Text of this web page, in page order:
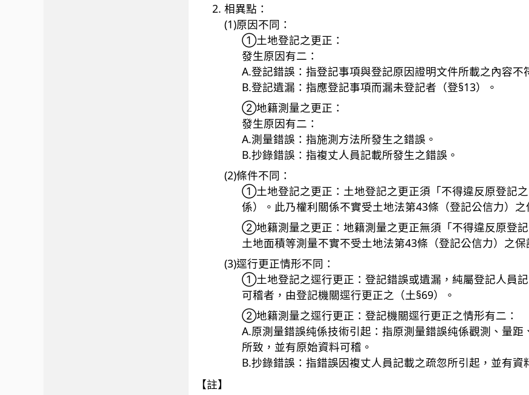
相異點：
(1)原因不同：
①土地登記之更正：
發生原因有二：
A.登記錯誤：指登記事項與登記原因證明文件所載之內容不
B.登記遺漏：指應登記事項而漏未登記者（登§13）。
②地籍測量之更正：
發生原因有二：
A.測量錯誤：指施測方法所發生之錯誤。
B.抄錄錯誤：指複丈人員記載所發生之錯誤。
(2)條件不同：
①土地登記之更正：土地登記之更正須「不得違反原登記
係）。此乃權利關係不實受土地法第43條（登記公信力）之
②地籍測量之更正：地籍測量之更正無須「不得違反原登
土地面積等測量不實不受土地法第43條（登記公信力）之保
(3)逕行更正情形不同：
①土地登記之逕行更正：登記錯誤或遺漏，純屬登記人員
可稽者，由登記機關逕行更正之（土§69）。
②地籍測量之逕行更正：登記機關逕行更正之情形有二：
A.原測量錯誤纯係技術引起：指原測量錯誤纯係觀測、量
所致，並有原始資料可稽。
B.抄錄錯誤：指錯誤因複丈人員記載之疏忽所引起，並有資
【註】